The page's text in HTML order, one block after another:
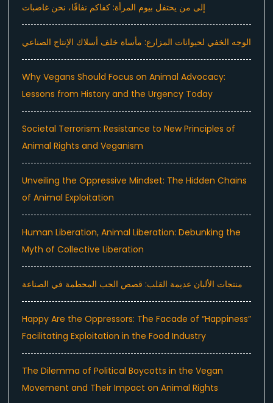
إلى من يحتفل بيوم المرأة: كفاكم نفاقًا، نحن غاضبات
الوجه الخفي لحيوانات المزارع: مأساة خلف أسلاك الإنتاج الصناعي
Why Vegans Should Focus on Animal Advocacy:
Lessons from History and the Urgency Today
Societal Terrorism: Resistance to New Principles of
Animal Rights and Veganism
Unveiling the Oppressive Mindset: The Hidden Chains
of Animal Exploitation
Human Liberation, Animal Liberation: Debunking the
Myth of Collective Liberation
منتجات الألبان عديمة القلب: قصص الحب المحطمة في الصناعة
Happy Are the Oppressors: The Facade of “Happiness”
Facilitating Exploitation in the Food Industry
The Dilemma of Political Boycotts in the Vegan
Movement and Their Impact on Animal Rights